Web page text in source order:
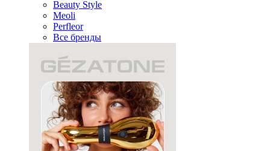
Beauty Style
Meoli
Perfleor
Все бренды